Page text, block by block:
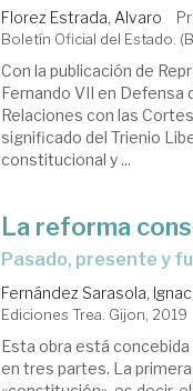
Florez Estrada, Alvaro
Boletín Oficial del Estado.
Con la publicación de
Fernando VII en Defensa
Relaciones con las
significado del Trienio
constitucional y ...
La reforma
pasado, presente y
Fernández Sarasola,
Ediciones Trea. Gijon, 2019
Esta obra está
en tres partes. La